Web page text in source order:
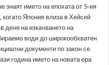
знаят името на епохата от 5-ия
Япония влиза в Хейсей
деня на изкачването на
води до широкообхватен
документи по закон се
година името на новата ера